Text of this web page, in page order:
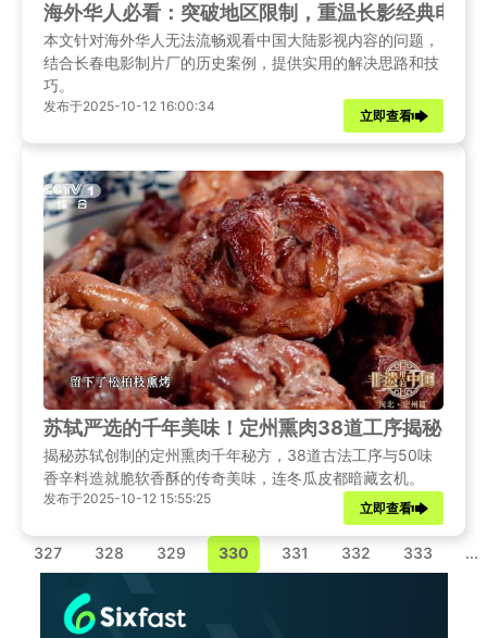
海外华人必看：突破地区限制，重温长影经典电影
本文针对海外华人无法流畅观看中国大陆影视内容的问题，
结合长春电影制片厂的历史案例，提供实用的解决思路和技
巧。
发布于2025-10-12 16:00:34
立即查看
苏轼严选的千年美味！定州熏肉38道工序揭秘，海
揭秘苏轼创制的定州熏肉千年秘方，38道古法工序与50味
香辛料造就脆软香酥的传奇美味，连冬瓜皮都暗藏玄机。
发布于2025-10-12 15:55:25
立即查看
327 328 329 330 331 332 333 ...